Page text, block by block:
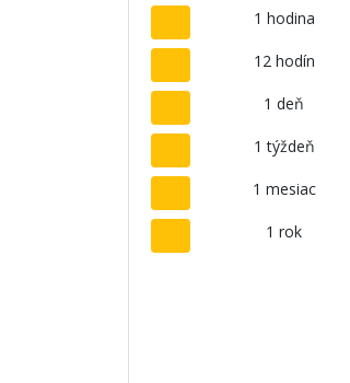
1 hodina
12 hodín
1 deň
1 týždeň
1 mesiac
1 rok